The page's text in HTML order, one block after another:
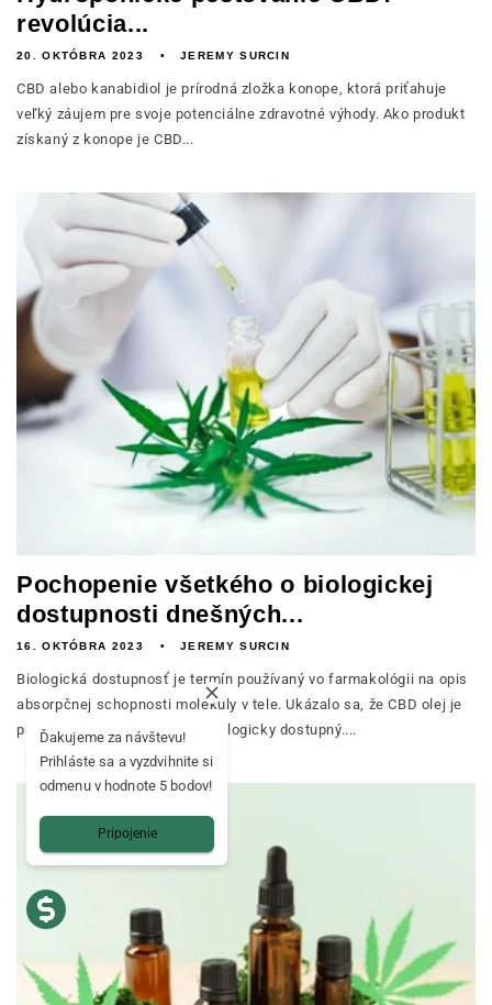
revolúcia...
20. OKTÓBRA 2023 JEREMY SURCIN
CBD alebo kanabidiol je prírodná zložka konope, ktorá priťahuje
veľký záujem pre svoje potenciálne zdravotné výhody. Ako produkt
získaný z konope je CBD...
Pochopenie všetkého o biologickej
dostupnosti dnešných...
16. OKTÓBRA 2023 JEREMY SURCIN
Biologická dostupnosť je termín používaný vo farmakológii na opis
absorpčnej schopnosti molekuly v tele. Ukázalo sa, že CBD olej je
pre ľudské telo mimoriadne biologicky dostupný....
Ďakujeme za návštevu!
Prihláste sa a vyzdvihnite si
odmenu v hodnote 5 bodov!
Pripojenie